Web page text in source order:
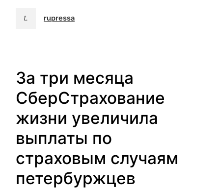
t. rupressa
За три месяца
СберСтрахование
жизни увеличила
выплаты по
страховым случаям
петербуржцев